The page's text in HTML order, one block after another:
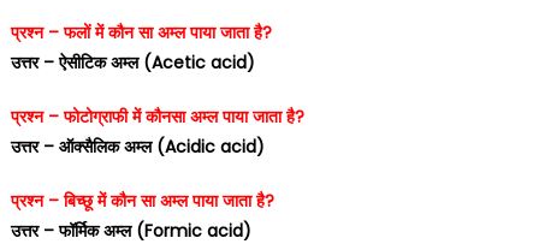
प्रश्न – फलों में कौन सा अम्ल पाया जाता है?
उत्तर – ऐसीटिक अम्ल (Acetic acid)
प्रश्न – फोटोग्राफी में कौनसा अम्ल पाया जाता है?
उत्तर – ऑक्सैलिक अम्ल (Acidic acid)
प्रश्न – बिच्छू में कौन सा अम्ल पाया जाता है?
उत्तर – फॉर्मिक अम्ल (Formic acid)